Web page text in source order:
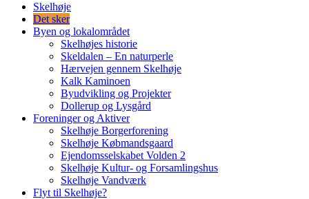
Skelhøje
Det sker
Byen og lokalområdet
Skelhøjes historie
Skeldalen – En naturperle
Hærvejen gennem Skelhøje
Kalk Kaminoen
Byudvikling og Projekter
Dollerup og Lysgård
Foreninger og Aktiver
Skelhøje Borgerforening
Skelhøje Købmandsgaard
Ejendomsselskabet Volden 2
Skelhøje Kultur- og Forsamlingshus
Skelhøje Vandværk
Flyt til Skelhøje?